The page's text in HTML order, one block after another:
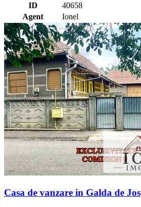
ID
40658
Agent
Ionel
Casa de vanzare in Galda de Jos